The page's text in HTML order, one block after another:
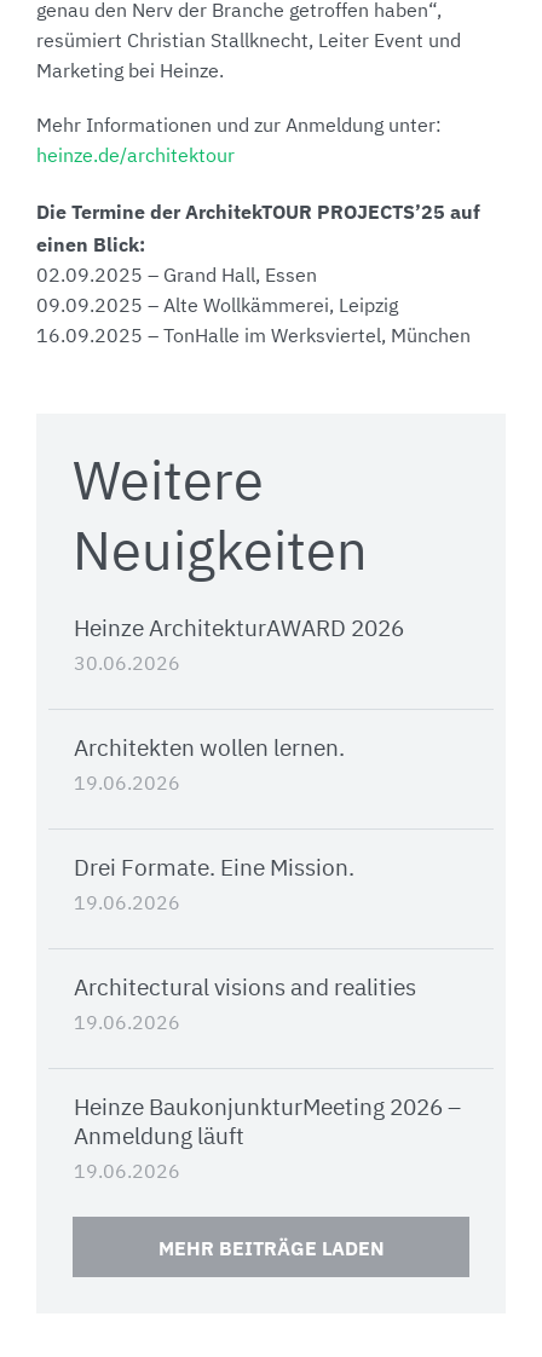
genau den Nerv der Branche getroffen haben“,
resümiert Christian Stallknecht, Leiter Event und
Marketing bei Heinze.
Mehr Informationen und zur Anmeldung unter:
heinze.de/architektour
Die Termine der ArchitekTOUR PROJECTS’25 auf
einen Blick:
02.09.2025 – Grand Hall, Essen
09.09.2025 – Alte Wollkämmerei, Leipzig
16.09.2025 – TonHalle im Werksviertel, München
Weitere
Neuigkeiten
Heinze ArchitekturAWARD 2026
30.06.2026
Architekten wollen lernen.
19.06.2026
Drei Formate. Eine Mission.
19.06.2026
Architectural visions and realities
19.06.2026
Heinze BaukonjunkturMeeting 2026 –
Anmeldung läuft
19.06.2026
MEHR BEITRÄGE LADEN